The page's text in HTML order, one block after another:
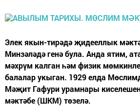
Элек якын-тирәдә җидееллык
Минзәләдә генә була. Анда ятим,
мәхрүм калган һәм физик
балалар укыган. 1929 елда
Мәҗит Гафури урамнары
мәктәбе (ШКМ) төзелә.